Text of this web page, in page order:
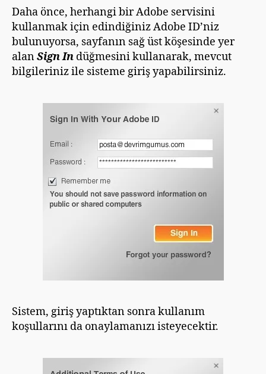
Daha önce, herhangi bir Adobe servisini
kullanmak için edindiğiniz Adobe ID’niz
bulunuyorsa, sayfanın sağ üst köşesinde yer
alanSign In düğmesini kullanarak, mevcut
bilgileriniz ile sisteme giriş yapabilirsiniz.
Sistem, giriş yaptıktan sonra kullanım
koşullarını da onaylamanızı isteyecektir.